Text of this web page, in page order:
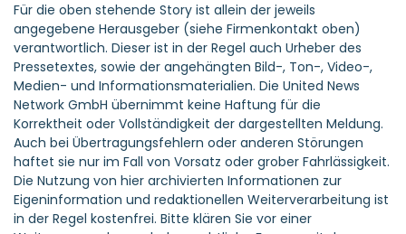
Für die oben stehende Story ist allein der jeweils
angegebene Herausgeber (siehe Firmenkontakt oben)
verantwortlich. Dieser ist in der Regel auch Urheber des
Pressetextes, sowie der angehängten Bild-, Ton-, Video-,
Medien- und Informationsmaterialien. Die United News
Network GmbH übernimmt keine Haftung für die
Korrektheit oder Vollständigkeit der dargestellten Meldung.
Auch bei Übertragungsfehlern oder anderen Störungen
haftet sie nur im Fall von Vorsatz oder grober Fahrlässigkeit.
Die Nutzung von hier archivierten Informationen zur
Eigeninformation und redaktionellen Weiterverarbeitung ist
in der Regel kostenfrei. Bitte klären Sie vor einer